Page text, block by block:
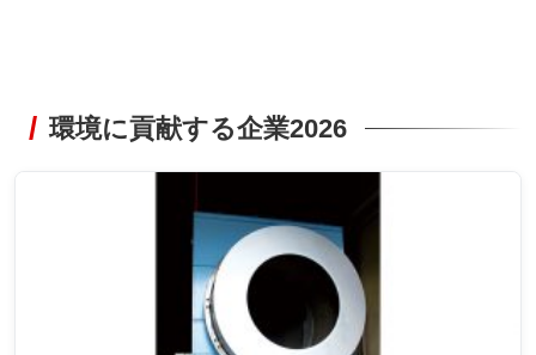
環境に貢献する企業2026